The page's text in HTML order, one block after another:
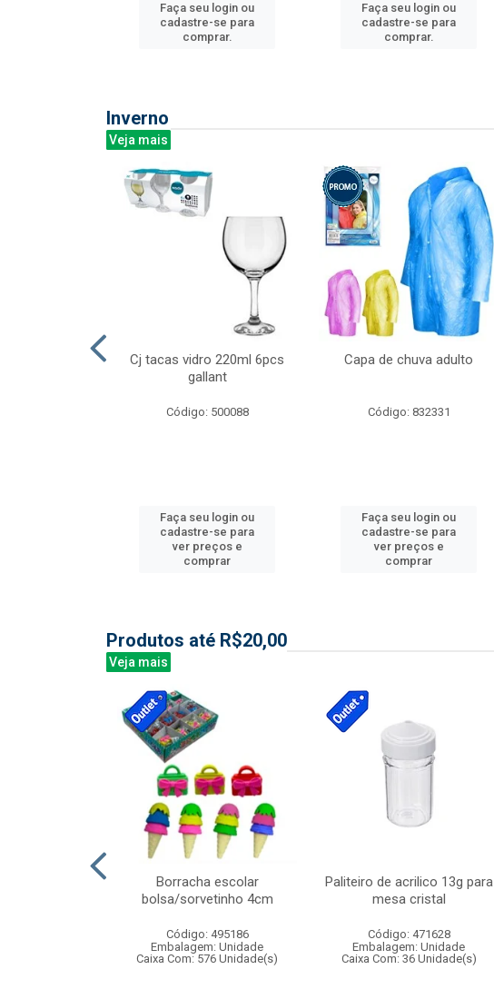
Faça seu login ou
cadastre-se para
comprar.
Faça seu login ou
cadastre-se para
comprar.
Inverno
Veja mais
Cj tacas vidro 220ml 6pcs
gallant
Código: 500088
Faça seu login ou
cadastre-se para
ver preços e
comprar
Capa de chuva adulto
Código: 832331
Faça seu login ou
cadastre-se para
ver preços e
comprar
Produtos até R$20,00
Veja mais
Borracha escolar
bolsa/sorvetinho 4cm
Código: 495186
Embalagem: Unidade
Caixa Com: 576 Unidade(s)
Paliteiro de acrilico 13g para
mesa cristal
Código: 471628
Embalagem: Unidade
Caixa Com: 36 Unidade(s)